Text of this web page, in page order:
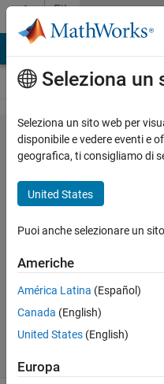
Vai al contenuto
File
Exchange
A dummy package to test
https://github.com/
package
Scott Lowe
652 download
0,00/5
Seleziona un
Seleziona un sito web per
disponibile e vedere eventi e
geografica, ti consigliamo di
United States
Puoi anche selezionare un
Americhe
América Latina (Español)
Canada (English)
United States (English)
Europa